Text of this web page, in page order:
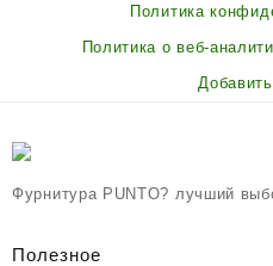
Политика
Политика о веб-
Фурнитура PUNTO? лучший
Полезное